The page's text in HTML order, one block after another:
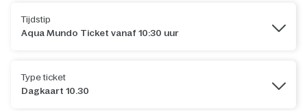
Tijdstip
Aqua Mundo Ticket vanaf 10:30 uur
Type ticket
Dagkaart 10.30